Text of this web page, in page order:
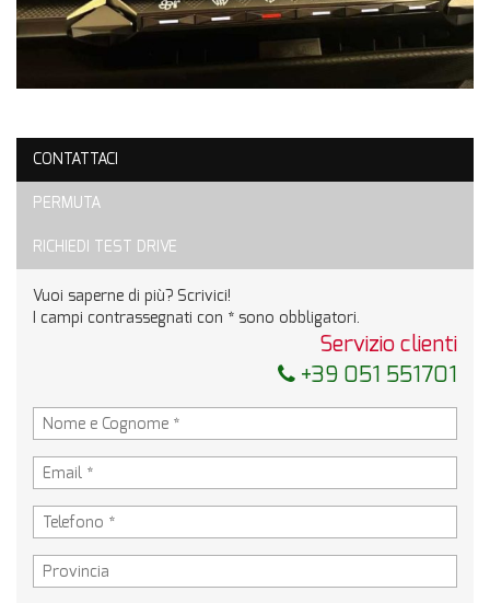
CONTATTACI
PERMUTA
RICHIEDI TEST DRIVE
Vuoi saperne di più? Scrivici!
I campi contrassegnati con * sono obbligatori.
Servizio clienti
+39 051 551701